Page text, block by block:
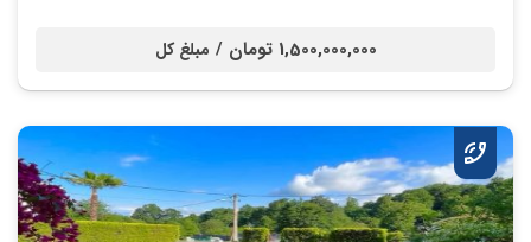
1,500,000,000 تومان / مبلغ کل